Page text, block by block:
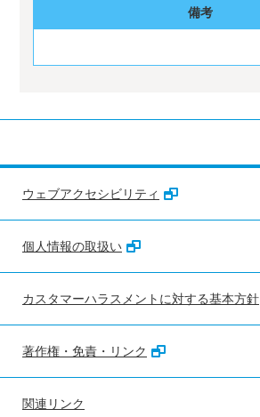
備考
ウェブアクセシビリティ
個人情報の取扱い
カスタマーハラスメントに対する基本方針
著作権・免責・リンク
関連リンク